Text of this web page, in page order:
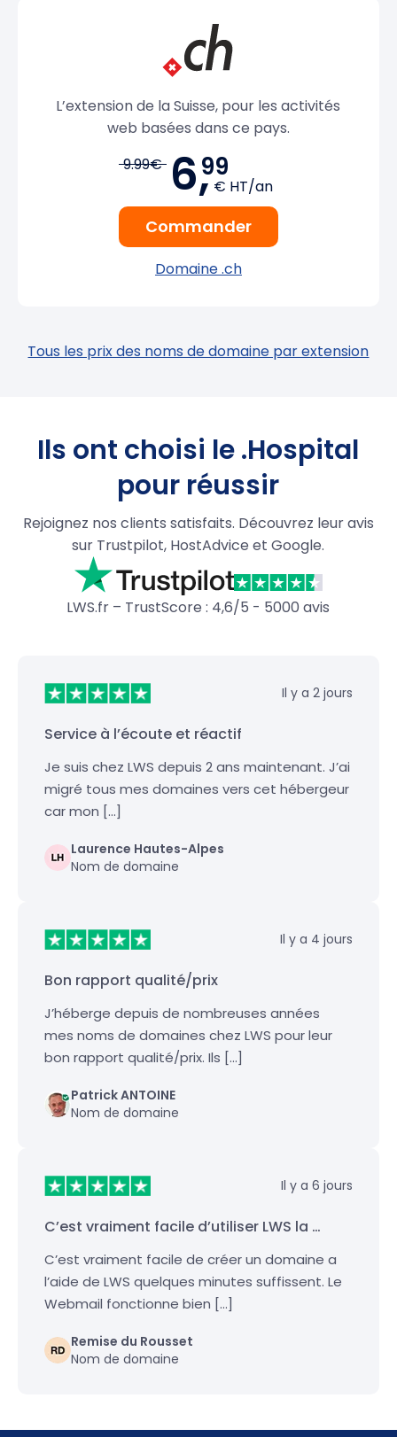
L’extension de la Suisse, pour les activités
web basées dans ce pays.
9.99€ 6,99
€ HT/an
Commander
Domaine .ch
Tous les prix des noms de domaine par extension
Ils ont choisi le .Hospital
pour réussir
Rejoignez nos clients satisfaits. Découvrez leur avis
sur Trustpilot, HostAdvice et Google.
LWS.fr – TrustScore : 4,6/5 - 5000 avis
Il y a 2 jours
Service à l’écoute et réactif
Je suis chez LWS depuis 2 ans maintenant. J’ai
migré tous mes domaines vers cet hébergeur
car mon […]
Laurence Hautes-Alpes
Nom de domaine
Il y a 4 jours
Bon rapport qualité/prix
J’héberge depuis de nombreuses années
mes noms de domaines chez LWS pour leur
bon rapport qualité/prix. Ils […]
Patrick ANTOINE
Nom de domaine
Il y a 6 jours
C’est vraiment facile d’utiliser LWS la …
C’est vraiment facile de créer un domaine a
l’aide de LWS quelques minutes suffissent. Le
Webmail fonctionne bien […]
Remise du Rousset
Nom de domaine